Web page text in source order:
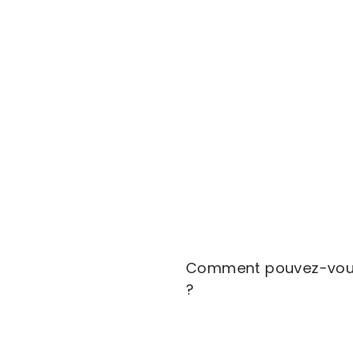
Comment pouvez-
?